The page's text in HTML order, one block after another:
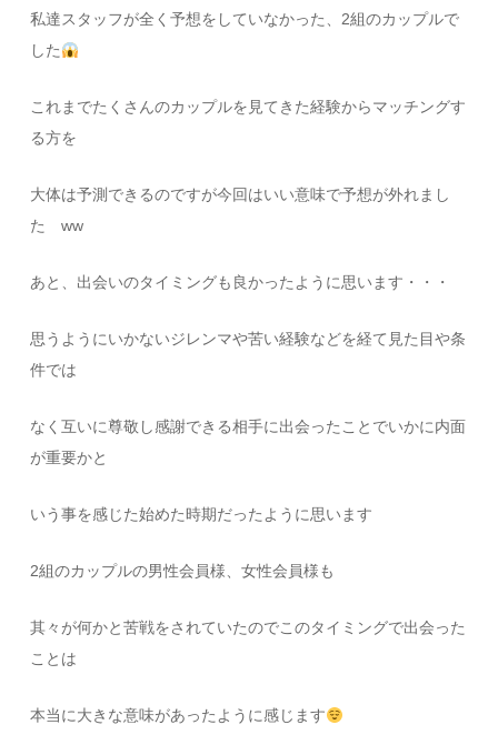
私達スタッフが全く予想をしていなかった、2組のカップルで
した
これまでたくさんのカップルを見てきた経験からマッチングす
る方を
大体は予測できるのですが今回はいい意味で予想が外れまし
た ww
あと、出会いのタイミングも良かったように思います・・・
思うようにいかないジレンマや苦い経験などを経て見た目や条
件では
なく互いに尊敬し感謝できる相手に出会ったことでいかに内面
が重要かと
いう事を感じた始めた時期だったように思います
2組のカップルの男性会員様、女性会員様も
其々が何かと苦戦をされていたのでこのタイミングで出会った
ことは
本当に大きな意味があったように感じます